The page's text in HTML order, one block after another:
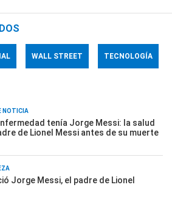
WALL STREET TECNOLOGÍA
NOTICIA
tenía Jorge Messi: la salud
de Lionel Messi antes de su muerte
Jorge Messi, el padre de Lionel